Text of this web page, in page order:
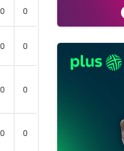
0 0
0 0
0 0
0 0